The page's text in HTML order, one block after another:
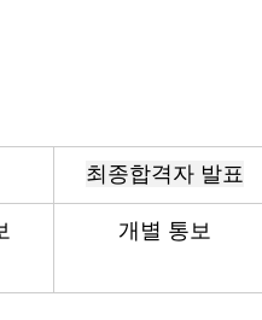
최종합격자 발표
개별 통보